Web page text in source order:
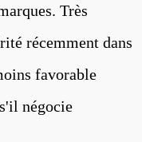
Très
récemment dans
favorable
négocie